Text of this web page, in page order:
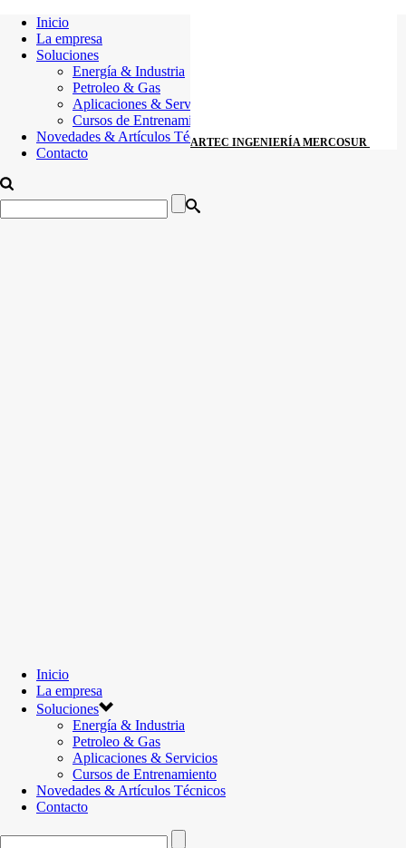
ARTEC INGENIERÍA MERCOSUR
Inicio
La empresa
Soluciones
Energía & Industria
Petroleo & Gas
Aplicaciones & Servicios
Cursos de Entrenamiento
Novedades & Artículos Técnicos
Contacto
Inicio
La empresa
Soluciones
Energía & Industria
Petroleo & Gas
Aplicaciones & Servicios
Cursos de Entrenamiento
Novedades & Artículos Técnicos
Contacto